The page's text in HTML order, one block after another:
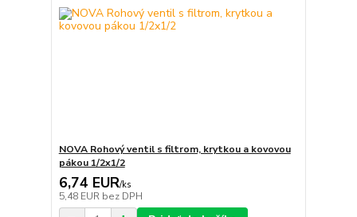
NOVA Rohový ventil s filtrom, krytkou a kovovou
pákou 1/2x1/2
6,74 EUR/ks
5,48 EUR bez DPH